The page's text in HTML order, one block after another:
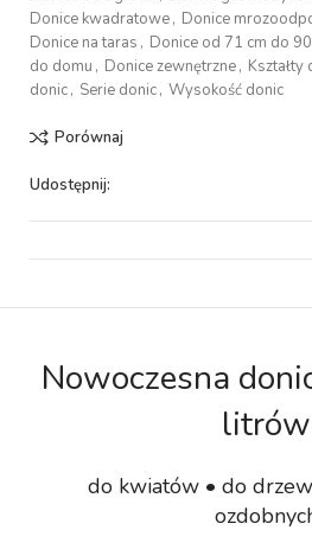
Donice kwadratowe, Donice
Donice na taras , Donice od 71 cm do
do domu , Donice zewnętrzne, Kształty
donic, Serie donic, Wysokość donic
Porównaj
Udostępnij:
Nowoczesna
litrów
do kwiatów • do